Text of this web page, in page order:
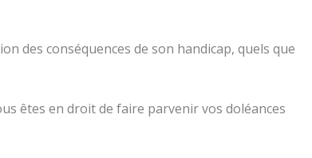
des conséquences de son handicap, quels que
êtes en droit de faire parvenir vos doléances